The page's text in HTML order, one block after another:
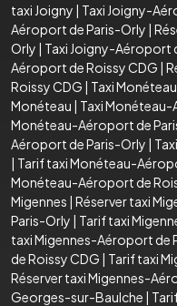
taxi Joigny | Taxi Joigny-
Aéroport de Paris-Orly |
Orly | Taxi Joigny-Aéroport
Aéroport de Roissy CDG |
Roissy CDG | Taxi Monéteau
Monéteau | Taxi
Monéteau-Aéroport de
Aéroport de Paris-Orly |
| Tarif taxi Monéteau-
Monéteau-Aéroport de
Migennes | Réserver taxi
Paris-Orly | Tarif taxi
taxi Migennes-Aéroport de
de Roissy CDG | Tarif taxi
Réserver taxi Migennes-
Georges-sur-Baulche |